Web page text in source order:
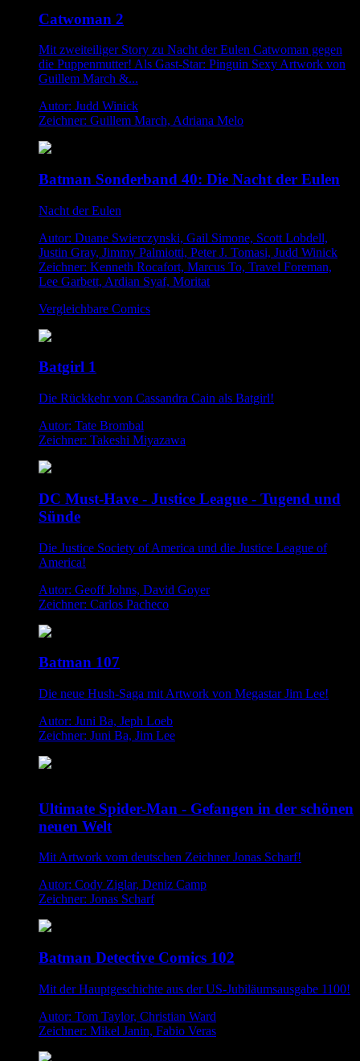
Catwoman 2
Mit zweiteiliger Story zu Nacht der Eulen Catwoman gegen
die Puppenmutter! Als Gast-Star: Pinguin Sexy Artwork von
Guillem March &...
Autor: Judd Winick
Zeichner: Guillem March, Adriana Melo
Batman Sonderband 40: Die Nacht der Eulen
Nacht der Eulen
Autor: Duane Swierczynski, Gail Simone, Scott Lobdell,
Justin Gray, Jimmy Palmiotti, Peter J. Tomasi, Judd Winick
Zeichner: Kenneth Rocafort, Marcus To, Travel Foreman,
Lee Garbett, Ardian Syaf, Moritat
Vergleichbare Comics
Batgirl 1
Die Rückkehr von Cassandra Cain als Batgirl!
Autor: Tate Brombal
Zeichner: Takeshi Miyazawa
DC Must-Have - Justice League - Tugend und
Sünde
Die Justice Society of America und die Justice League of
America!
Autor: Geoff Johns, David Goyer
Zeichner: Carlos Pacheco
Batman 107
Die neue Hush-Saga mit Artwork von Megastar Jim Lee!
Autor: Juni Ba, Jeph Loeb
Zeichner: Juni Ba, Jim Lee
Ultimate Spider-Man - Gefangen in der schönen
neuen Welt
Mit Artwork vom deutschen Zeichner Jonas Scharf!
Autor: Cody Ziglar, Deniz Camp
Zeichner: Jonas Scharf
Batman Detective Comics 102
Mit der Hauptgeschichte aus der US-Jubiläumsausgabe 1100!
Autor: Tom Taylor, Christian Ward
Zeichner: Mikel Janin, Fabio Veras